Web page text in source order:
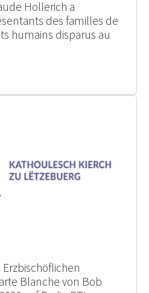
Hollerich a
des familles de
humains disparus au
Blanche von Bob